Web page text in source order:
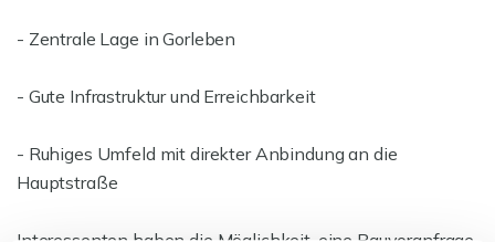
- Zentrale Lage in Gorleben
- Gute Infrastruktur und Erreichbarkeit
- Ruhiges Umfeld mit direkter Anbindung an die
Hauptstraße